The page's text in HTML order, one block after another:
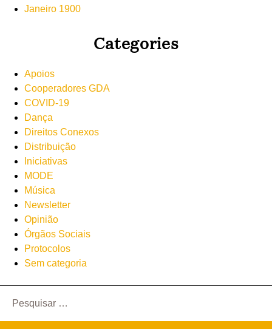
Janeiro 1900
Categories
Apoios
Cooperadores GDA
COVID-19
Dança
Direitos Conexos
Distribuição
Iniciativas
MODE
Música
Newsletter
Opinião
Órgãos Sociais
Protocolos
Sem categoria
por: